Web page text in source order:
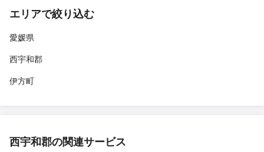
エリアで絞り込む
愛媛県
西宇和郡
伊方町
西宇和郡の関連サービス